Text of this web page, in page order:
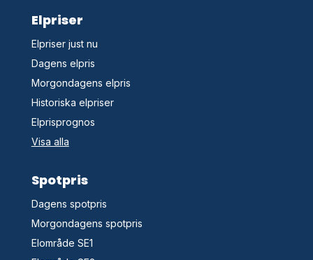
Elpriser
Elpriser just nu
Dagens elpris
Morgondagens elpris
Historiska elpriser
Elprisprognos
Visa alla
Spotpris
Dagens spotpris
Morgondagens spotpris
Elområde SE1